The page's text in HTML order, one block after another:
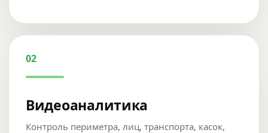
02
Видеоаналитика
Контроль периметра, лиц, транспорта, касок,